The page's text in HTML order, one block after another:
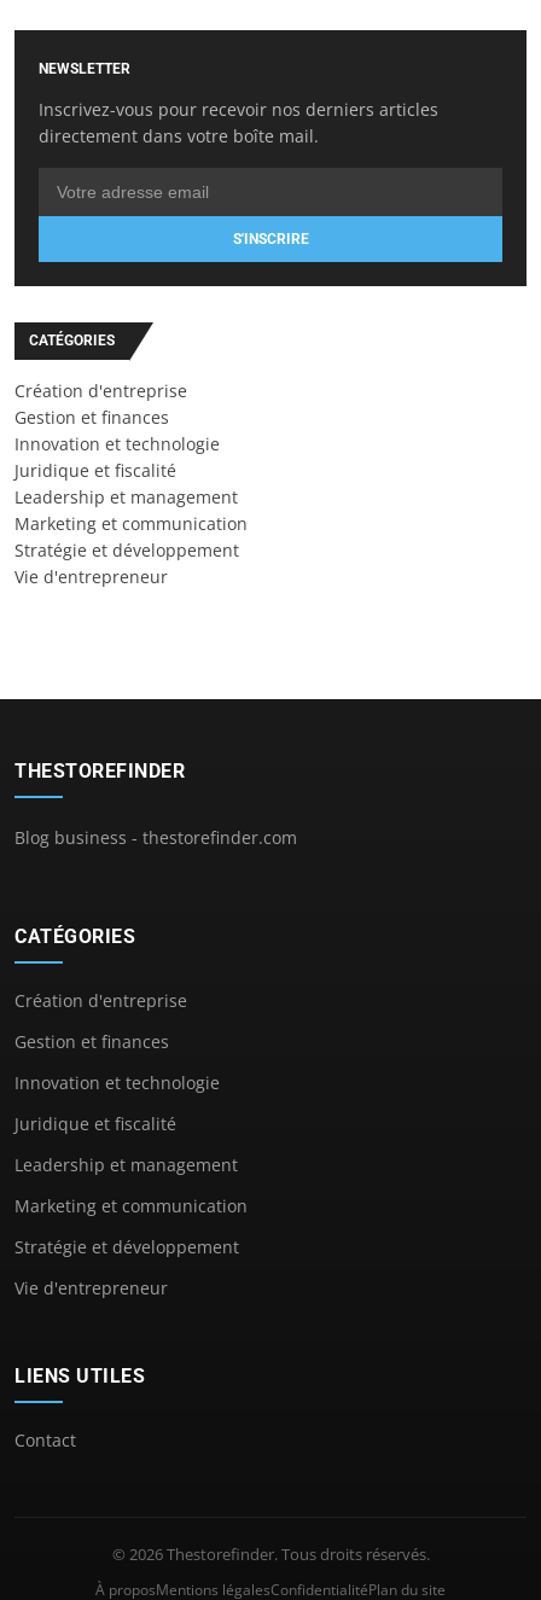
NEWSLETTER
Inscrivez-vous pour recevoir nos derniers articles
directement dans votre boîte mail.
S'INSCRIRE
CATÉGORIES
Création d'entreprise
Gestion et finances
Innovation et technologie
Juridique et fiscalité
Leadership et management
Marketing et communication
Stratégie et développement
Vie d'entrepreneur
THESTOREFINDER
Blog business - thestorefinder.com
CATÉGORIES
Création d'entreprise
Gestion et finances
Innovation et technologie
Juridique et fiscalité
Leadership et management
Marketing et communication
Stratégie et développement
Vie d'entrepreneur
LIENS UTILES
Contact
© 2026 Thestorefinder. Tous droits réservés.
À proposMentions légalesConfidentialitéPlan du site